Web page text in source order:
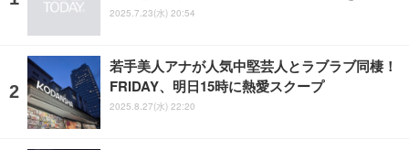
2025.7.23(水) 20:54
若手美人アナが人気中堅芸人とラブラブ同棲！
FRIDAY、明日15時に熱愛スクープ
2025.8.27(水) 22:20